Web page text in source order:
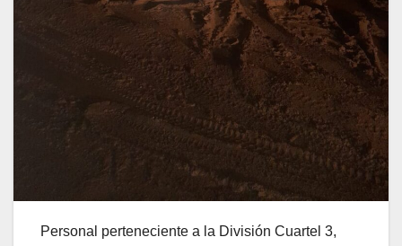
Personal perteneciente a la División Cuartel 3,